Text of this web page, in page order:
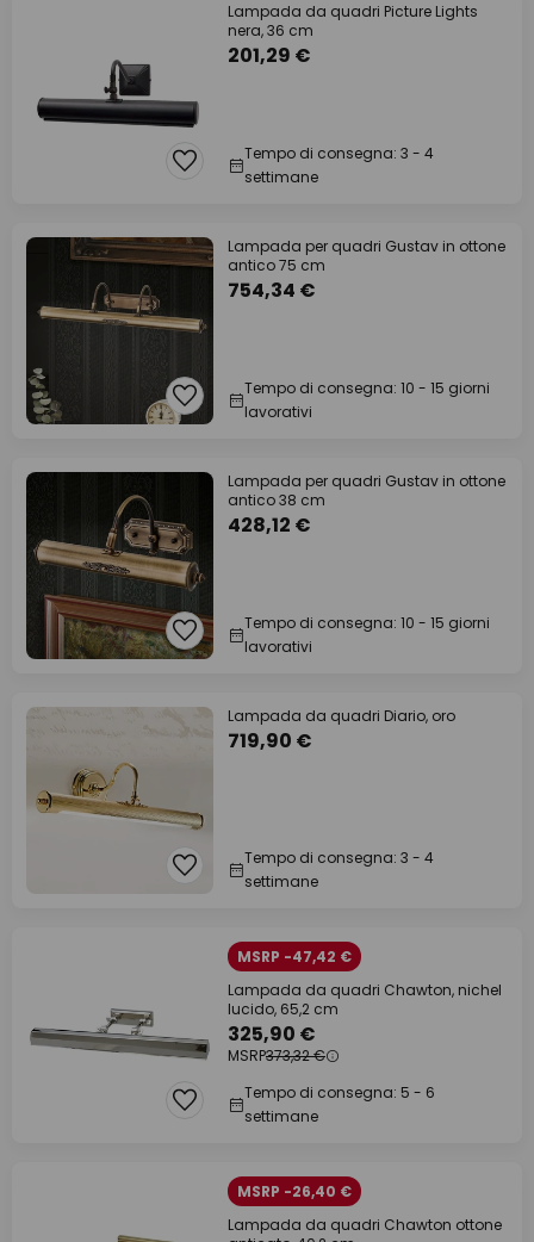
Lampada da quadri Picture Lights
nera, 36 cm
201,29 €
Tempo di consegna: 3 - 4
settimane
Lampada per quadri Gustav in ottone
antico 75 cm
754,34 €
Tempo di consegna: 10 - 15 giorni
lavorativi
Lampada per quadri Gustav in ottone
antico 38 cm
428,12 €
Tempo di consegna: 10 - 15 giorni
lavorativi
Lampada da quadri Diario, oro
719,90 €
Tempo di consegna: 3 - 4
settimane
MSRP -47,42 €
Lampada da quadri Chawton, nichel
lucido, 65,2 cm
325,90 €
MSRP373,32 €
Tempo di consegna: 5 - 6
settimane
MSRP -26,40 €
Lampada da quadri Chawton ottone